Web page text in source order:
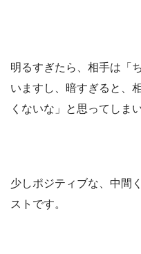
明るすぎたら、相手は「
いますし、暗すぎると、
くないな」と思ってしま
少しポジティブな、中間
ストです。